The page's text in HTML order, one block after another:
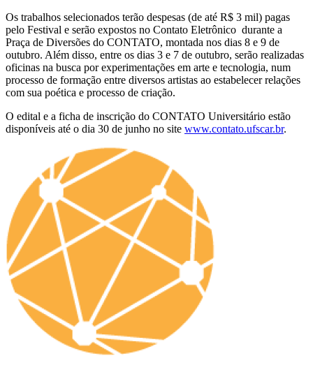
Os trabalhos selecionados terão despesas (de até R$ 3 mil) pagas
pelo Festival e serão expostos no Contato Eletrônico durante a
Praça de Diversões do CONTATO, montada nos dias 8 e 9 de
outubro. Além disso, entre os dias 3 e 7 de outubro, serão realizadas
oficinas na busca por experimentações em arte e tecnologia, num
processo de formação entre diversos artistas ao estabelecer relações
com sua poética e processo de criação.
O edital e a ficha de inscrição do CONTATO Universitário estão
disponíveis até o dia 30 de junho no site www.contato.ufscar.br.